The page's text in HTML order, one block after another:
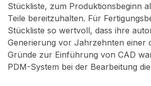
Stückliste, zum Produktionsbeginn
Teile bereitzuhalten. Für
Stückliste so wertvoll, dass ihre
Generierung vor Jahrzehnten einer
Gründe zur Einführung von CAD
PDM-System bei der Bearbeitung